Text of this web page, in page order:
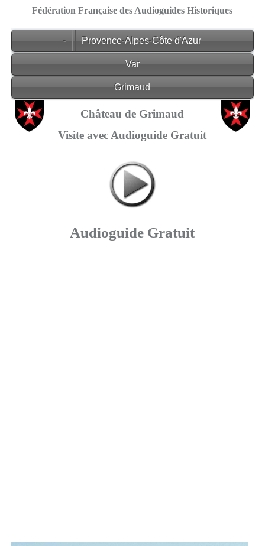
Fédération Française des Audioguides Historiques
- Provence-Alpes-Côte d'Azur
Var
Grimaud
Château de Grimaud
Visite avec Audioguide Gratuit
Audioguide Gratuit